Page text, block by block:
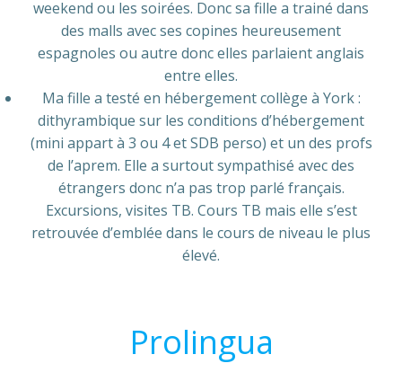
weekend ou les soirées. Donc sa fille a trainé dans
des malls avec ses copines heureusement
espagnoles ou autre donc elles parlaient anglais
entre elles.
Ma fille a testé en hébergement collège à York :
dithyrambique sur les conditions d’hébergement
(mini appart à 3 ou 4 et SDB perso) et un des profs
de l’aprem. Elle a surtout sympathisé avec des
étrangers donc n’a pas trop parlé français.
Excursions, visites TB. Cours TB mais elle s’est
retrouvée d’emblée dans le cours de niveau le plus
élevé.
Prolingua